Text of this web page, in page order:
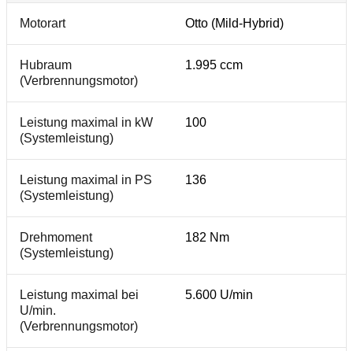
Motorart Otto (Mild-Hybrid)
Hubraum
(Verbrennungsmotor)
1.995 ccm
Leistung maximal in kW
(Systemleistung)
100
Leistung maximal in PS
(Systemleistung)
136
Drehmoment
(Systemleistung)
182 Nm
Leistung maximal bei
U/min.
(Verbrennungsmotor)
5.600 U/min